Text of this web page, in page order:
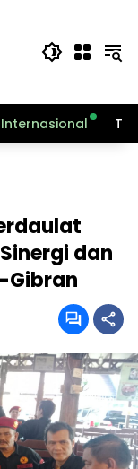
Internasional
dan
Gibran